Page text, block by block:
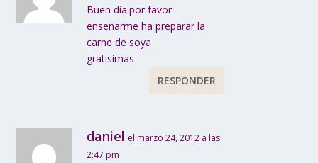
Buen dia.por favor
enseñarme ha preparar la
carne de soya
gratisimas
RESPONDER
daniel el marzo 24, 2012 a las
2:47 pm